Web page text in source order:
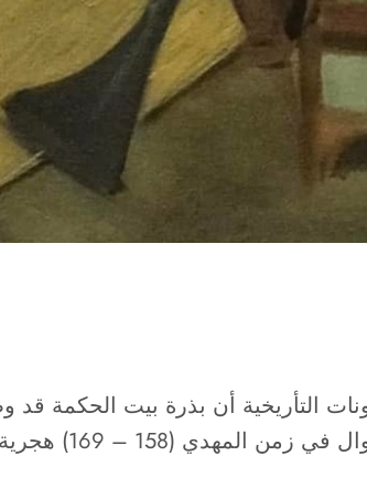
ومن ثم في زمن الهادي (169 – 170) هجرية.